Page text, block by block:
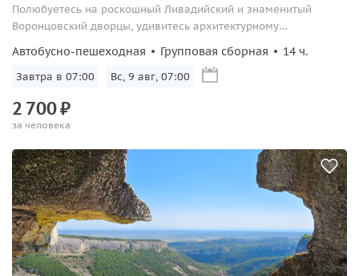
Полюбуетесь на роскошный Ливадийский и знаменитый
Воронцовский дворцы, удивитесь архитектурному
Автобусно-пешеходная Групповая сборная 14 ч.
Завтра в 07:00 Вс, 9 авг, 07:00
2 700₽
за человека